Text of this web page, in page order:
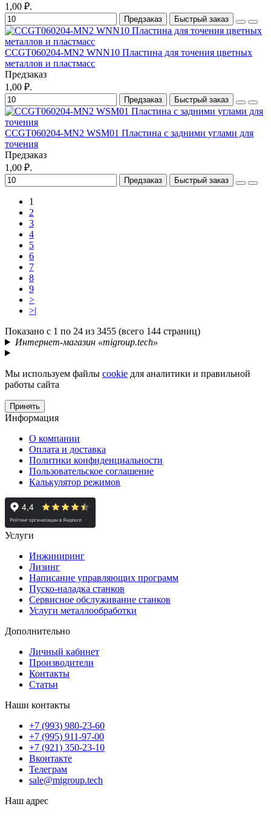
1,00 ₽.
Предзаказ Быстрый заказ
CCGT060204-MN2 WNN10 Пластина для точения цветных
металлов и пластмасс
Предзаказ
1,00 ₽.
Предзаказ Быстрый заказ
CCGT060204-MN2 WSM01 Пластина с задними углами для
точения
Предзаказ
1,00 ₽.
Предзаказ Быстрый заказ
1
2
3
4
5
6
7
8
9
>
>|
Показано с 1 по 24 из 3455 (всего 144 страниц)
Интернет-магазин «migroup.tech»
Мы используем файлы cookie для аналитики и правильной
работы сайта
Принять
Информация
О компании
Оплата и доставка
Политики конфиденциальности
Пользовательское соглашение
Калькулятор режимов
Услуги
Инжиниринг
Лизинг
Написание управляющих программ
Пуско-наладка станков
Сервисное обслуживание станков
Услуги металлообработки
Дополнительно
Личный кабинет
Производители
Контакты
Статьи
Наши контакты
+7 (993) 980-23-60
+7 (995) 911-97-00
+7 (921) 350-23-10
Вконтакте
Телеграм
sale@migroup.tech
Наш адрес